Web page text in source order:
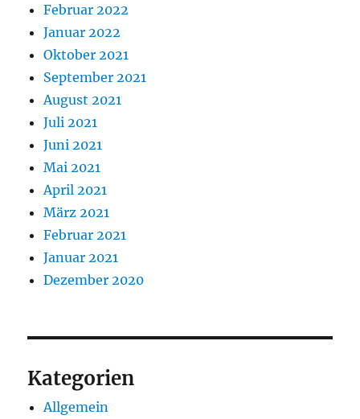
Februar 2022
Januar 2022
Oktober 2021
September 2021
August 2021
Juli 2021
Juni 2021
Mai 2021
April 2021
März 2021
Februar 2021
Januar 2021
Dezember 2020
Kategorien
Allgemein